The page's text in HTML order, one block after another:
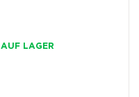
AUF LAGER